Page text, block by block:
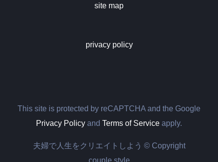
site map
privacy policy
This site is protected by reCAPTCHA and the Google
Privacy Policy and Terms of Service apply.
夫婦で人生をクリエイトしよう © Copyright
couple.style